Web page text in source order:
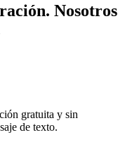
Nosotros
gratuita y sin
de texto.